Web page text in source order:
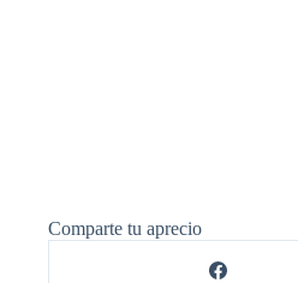
Comparte tu aprecio